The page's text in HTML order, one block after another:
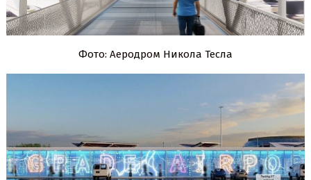
Фото: Аеродром Никола Тесла